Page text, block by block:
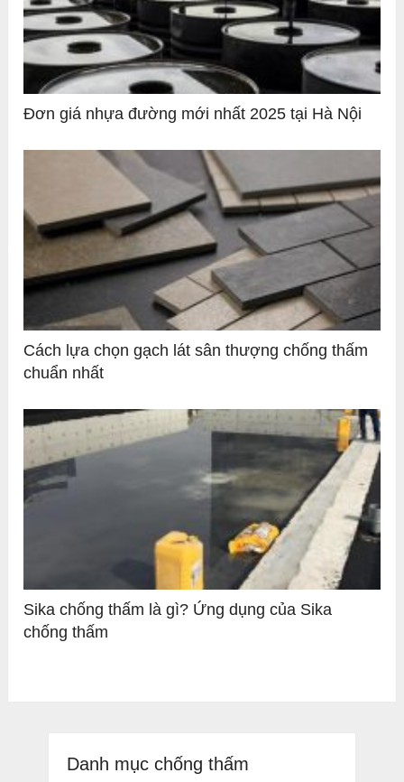
Đơn giá nhựa đường mới nhất 2025 tại Hà Nội
Cách lựa chọn gạch lát sân thượng chống thấm
chuẩn nhất
Sika chống thấm là gì? Ứng dụng của Sika
chống thấm
Danh mục chống thấm